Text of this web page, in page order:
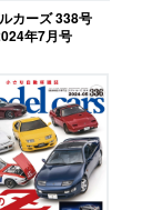
カーズ 338号
年7月号